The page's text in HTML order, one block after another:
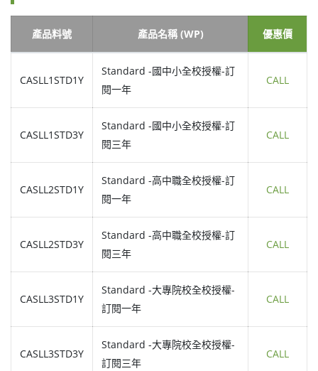
產品料號 產品名稱 (WP) 優惠價
CASLL1STD1Y
Standard -國中小全校授權-訂
閱一年
CALL
CASLL1STD3Y
Standard -國中小全校授權-訂
閱三年
CALL
CASLL2STD1Y
Standard -高中職全校授權-訂
閱一年
CALL
CASLL2STD3Y
Standard -高中職全校授權-訂
閱三年
CALL
CASLL3STD1Y
Standard -大專院校全校授權-
訂閱一年
CALL
CASLL3STD3Y
Standard -大專院校全校授權-
訂閱三年
CALL